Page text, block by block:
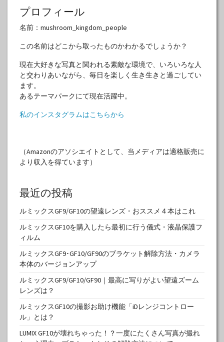
プロフィール
名前：mushroom_kingdom_people
この名前はどこから取ったものかわかるでしょうか？
現在大好きな写真と関われる素敵な環境で、いろいろな人
と交わりあいながら、毎日を楽しく生き生きと過ごしてい
ます。
あるテーマパークにて現在活躍中。
私のインスタグラムはこちらから
（Amazonのアソシエイトとして、当メディアは適格販売に
より収入を得ています）
最近の投稿
ルミックスGF9/GF10の望遠レンズ・おススメ４本はこれ
ルミックスGF10を購入したら最初に行う儀式・液晶保護フ
ィルム
ルミックスGF9･GF10/GF90のブラケット解除方法・カメラ
本体のバージョンアップ
ルミックスGF9/GF10/GF90｜最高に写りがよい望遠ズーム
レンズは？
ルミックスGF10の撮影お助け機能「iDレンジコントロー
ル」とは？
LUMIX GF10が壊れちゃった！？一度にたくさん写真が撮れ